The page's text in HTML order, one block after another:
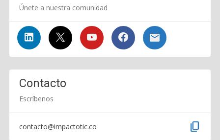
Únete a nuestra comunidad
Contacto
Escríbenos
contacto@impactotic.co content_copy